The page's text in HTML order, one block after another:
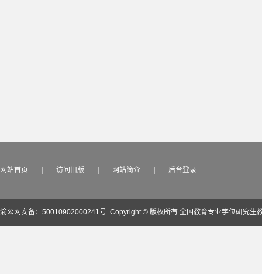
网站首页 访问旧版 网站简介 后台登录
渝公网安备：50010902000241号 Copyright © 版权所有 全国教育专业学位研究生